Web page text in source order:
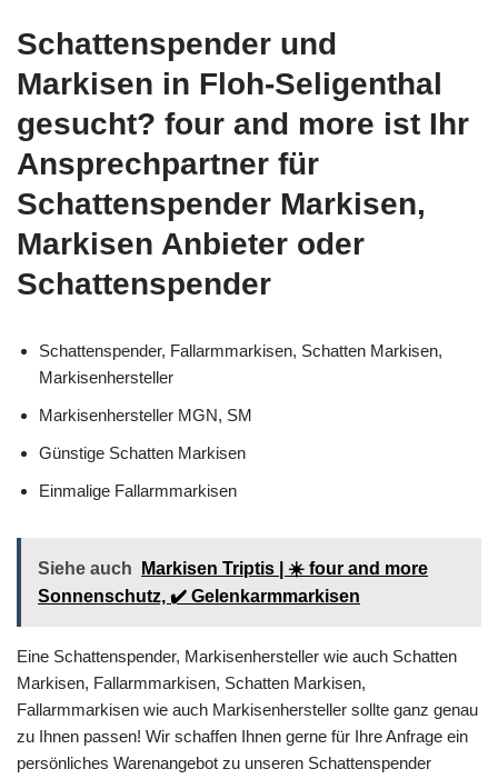
Schattenspender und
Markisen in Floh-Seligenthal
gesucht? four and more ist Ihr
Ansprechpartner für
Schattenspender Markisen,
Markisen Anbieter oder
Schattenspender
Schattenspender, Fallarmmarkisen, Schatten Markisen,
Markisenhersteller
Markisenhersteller MGN, SM
Günstige Schatten Markisen
Einmalige Fallarmmarkisen
Siehe auch
Markisen Triptis | ☀️ four and more
Sonnenschutz, ✔️ Gelenkarmmarkisen
Eine Schattenspender, Markisenhersteller wie auch Schatten
Markisen, Fallarmmarkisen, Schatten Markisen,
Fallarmmarkisen wie auch Markisenhersteller sollte ganz genau
zu Ihnen passen! Wir schaffen Ihnen gerne für Ihre Anfrage ein
persönliches Warenangebot zu unseren Schattenspender